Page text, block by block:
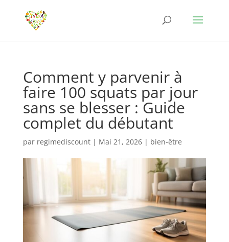
Comment y parvenir à
faire 100 squats par jour
sans se blesser : Guide
complet du débutant
par regimediscount| Mai 21, 2026| bien-être